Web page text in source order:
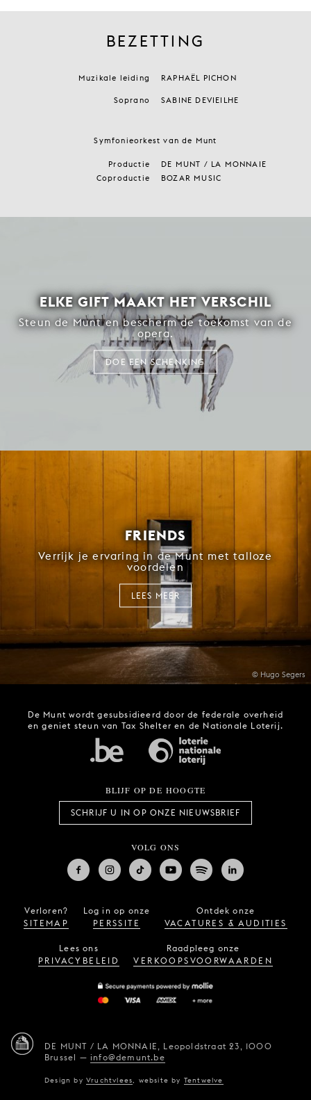
BEZETTING
Muzikale leiding RAPHAËL PICHON
Soprano SABINE DEVIEILHE
Symfonieorkest van de Munt
Productie
DE MUNT / LA MONNAIE
Coproductie
BOZAR MUSIC
ELKE GIFT MAAKT HET VERSCHIL
Steun de Munt en bescherm de toekomst van de
opera.
DOE EEN SCHENKING
© Hugo Segers
FRIENDS
Verrijk je ervaring in de Munt met talloze
voordelen
LEES MEER
De Munt wordt gesubsidieerd door de federale overheid
en geniet steun van Tax Shelter en de Nationale Loterij.
BLIJF OP DE HOOGTE
SCHRIJF U IN OP ONZE NIEUWSBRIEF
VOLG ONS
Verloren?
SITEMAP
Log in op onze
PERSSITE
Ontdek onze
VACATURES & AUDITIES
Lees ons
PRIVACYBELEID
Raadpleeg onze
VERKOOPSVOORWAARDEN
DE MUNT / LA MONNAIE, Leopoldstraat 23, 1000
Brussel —info@demunt.be
Design byVruchtvlees website by Tentwelve